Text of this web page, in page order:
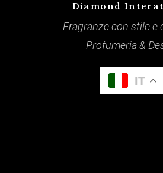
Diamond
Fragranze con stile e
Profumeria &
IT